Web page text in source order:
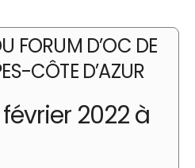
FORUM D’OC DE
CÔTE D’AZUR
2022 à